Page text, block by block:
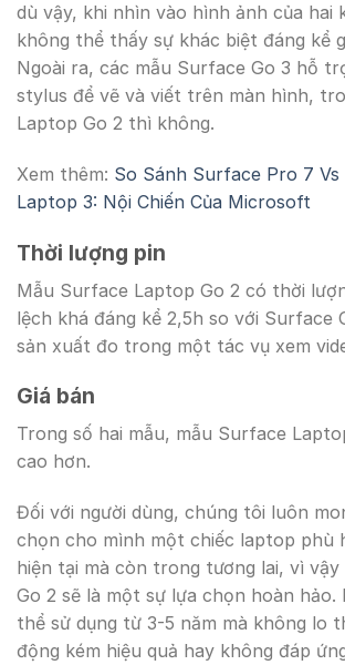
dù vậy, khi nhìn vào hình ảnh của hai
không thể thấy sự khác biệt đáng kể
Ngoài ra, các mẫu Surface Go 3 hỗ
stylus để vẽ và viết trên màn hình,
Laptop Go 2 thì không.
Xem thêm: So Sánh Surface Pro 7
Laptop 3: Nội Chiến Của Microsoft
Thời lượng pin
Mẫu Surface Laptop Go 2 có thời
lệch khá đáng kể 2,5h so với Surface
sản xuất đo trong một tác vụ xem
Giá bán
Trong số hai mẫu, mẫu Surface
cao hơn.
Đối với người dùng, chúng tôi luôn
chọn cho mình một chiếc laptop phù
hiện tại mà còn trong tương lai, vì
Go 2 sẽ là một sự lựa chọn hoàn hảo.
thể sử dụng từ 3-5 năm mà không lo
động kém hiệu quả hay không đáp